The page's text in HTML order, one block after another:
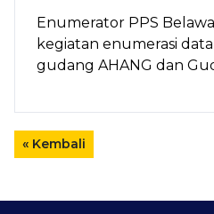
Enumerator PPS
kegiatan enumerasi
gudang AHANG dan
« Kembali